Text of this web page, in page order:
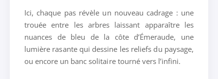
Ici, chaque pas révèle un nouveau cadrage : une
trouée entre les arbres laissant apparaître les
nuances de bleu de la côte d’Émeraude, une
lumière rasante qui dessine les reliefs du paysage,
ou encore un banc solitaire tourné vers l’infini.